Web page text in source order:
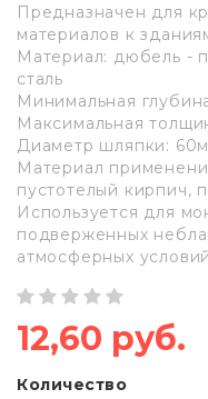
Предназначен для
материалов к
Материал: дюбель -
сталь
Минимальная
Максимальная
Диаметр шляпки:
Материал
пустотелый кирпич,
Используется для
подверженных
атмосферных
12,60 руб.
Количество